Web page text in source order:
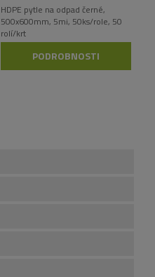
HDPE pytle na odpad černé,
500x600mm, 5mi, 50ks/role, 50
rolí/krt
PODROBNOSTI